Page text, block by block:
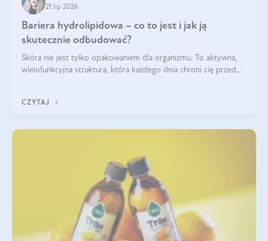
21 lip 2026
Bariera hydrolipidowa – co to jest i jak ją
skutecznie odbudować?
Skóra nie jest tylko opakowaniem dla organizmu. To aktywna,
wielofunkcyjna struktura, która każdego dnia chroni cię przed
bariera hydrolipidowa.
CZYTAJ